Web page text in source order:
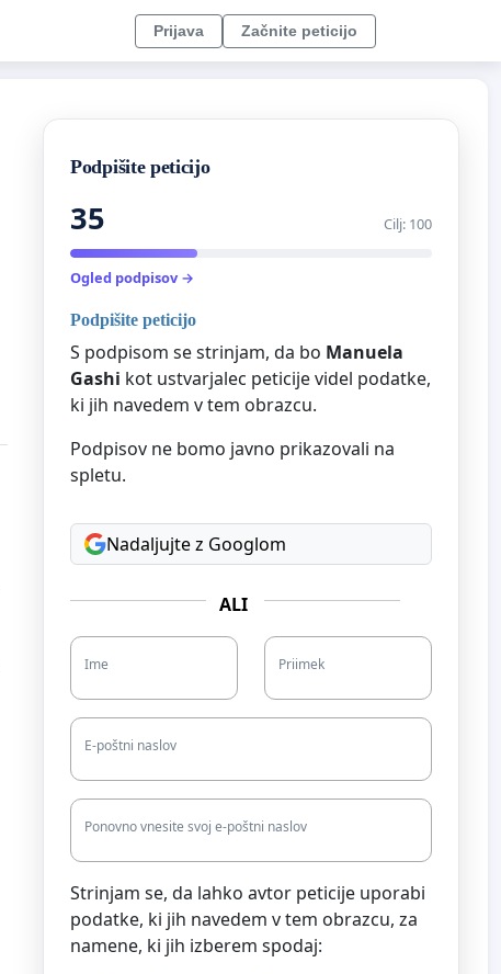
Prijava Začnite peticijo
Podpišite peticijo
35 Cilj: 100
Ogled podpisov →
Podpišite peticijo
S podpisom se strinjam, da bo Manuela
Gashi kot ustvarjalec peticije videl podatke,
ki jih navedem v tem obrazcu.
Podpisov ne bomo javno prikazovali na
spletu.
Nadaljujte z Googlom
ALI
Ime Priimek
E-poštni naslov
Ponovno vnesite svoj e-poštni naslov
Strinjam se, da lahko avtor peticije uporabi
podatke, ki jih navedem v tem obrazcu, za
namene, ki jih izberem spodaj: